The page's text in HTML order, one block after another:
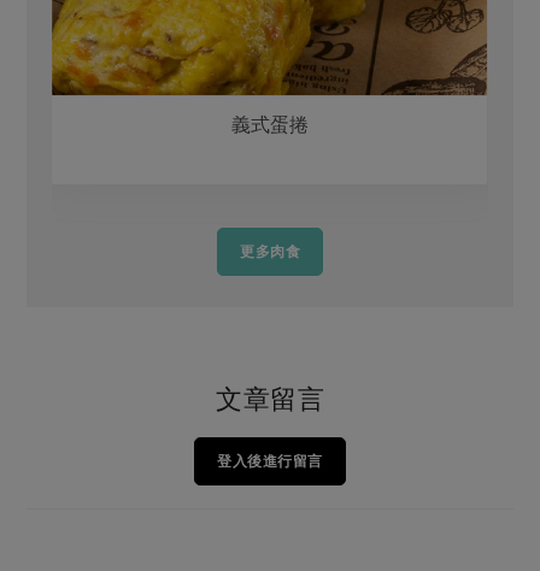
義式蛋捲
更多肉食
文章留言
登入後進行留言